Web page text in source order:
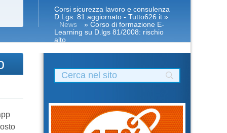
Corsi sicurezza lavoro e consulenza
D.Lgs. 81 aggiornato - Tutto626.it »
News
» Corso di formazione E-
Learning su D.lgs 81/2008: rischio
alto